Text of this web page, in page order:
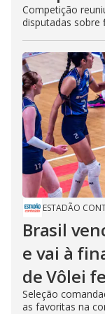
Competição
disputadas sobre
ESTADÃO
Brasil
e vai à
de Vôlei
Seleção
as favoritas na